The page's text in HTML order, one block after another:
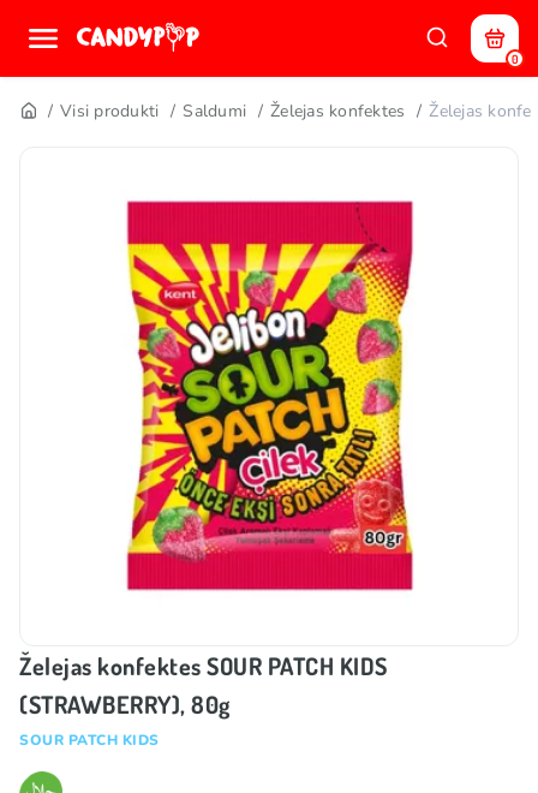
0
Visi produkti Saldumi Želejas konfektes Želejas
Želejas konfektes SOUR PATCH KIDS
(STRAWBERRY), 80g
SOUR PATCH KIDS